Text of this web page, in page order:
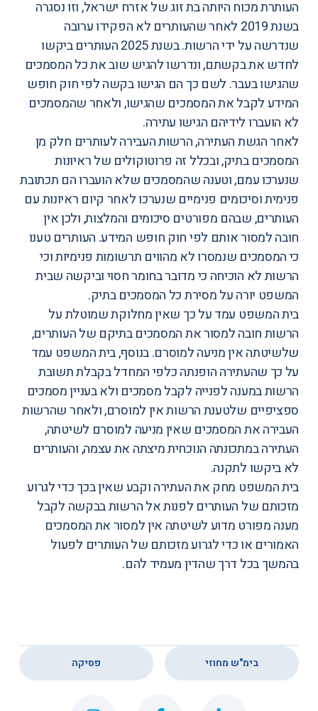
העותרת מכוח היותה בת זוג של אזרח ישראל, וזו נסגרה
בשנת 2019 לאחר שהעותרים לא הפקידו ערובה
שנדרשה על ידי הרשות. בשנת 2025 העותרים ביקשו
לחדש את בקשתם, ונדרשו להגיש שוב את כל המסמכים
שהגישו בעבר. לשם כך הם הגישו בקשה לפי חוק חופש
המידע לקבל את המסמכים שהגישו, ולאחר שהמסמכים
לא הועברו לידיהם הגישו עתירה.
לאחר הגשת העתירה, הרשות העבירה לעותרים חלק מן
המסמכים בתיק, ובכלל זה פרוטוקולים של ראיונות
שנערכו עמם, וטענה שהמסמכים שלא הועברו הם תכתובת
פנימית וסיכומים פנימיים שנערכו לאחר קיום ראיונות עם
העותרים, שבהם מפורטים סיכומים והמלצות, ולכן אין
חובה למסור אותם לפי חוק חופש המידע. העותרים טענו
כי המסמכים שנמסרו לא מהווים תרשומות פנימיות וכי
הרשות לא הוכיחה כי מדובר בחומר חסוי וביקשה שבית
המשפט יורה על מסירת כל המסמכים בתיק.
בית המשפט עמד על כך שאין מחלוקת שמוטלת על
הרשות חובה למסור את המסמכים בתיקם של העותרים,
שלשיטתה אין מניעה למוסרם. בנוסף, בית המשפט עמד
על כך שהעתירה הופנתה כלפי המחדל בקבלת תשובת
הרשות במענה לפנייה לקבל מסמכים ולא בעניין מסמכים
ספציפיים שלטענת הרשות אין למוסרם, ולאחר שהרשות
העבירה את המסמכים שאין מניעה למוסרם לשיטתה,
העתירה במתכונתה הנוכחית מיצתה את עצמה, והעותרים
לא ביקשו לתקנה.
בית המשפט מחק את העתירה וקבע שאין בכך כדי לגרוע
מזכותם של העותרים לפנות אל הרשות בבקשה לקבל
מענה מפורט מדוע לשיטתה אין למסור את המסמכים
האמורים או כדי לגרוע מזכותם של העותרים לפעול
בהמשך בכל דרך שהדין מעמיד להם.
בימ"ש מחוזי פסיקה